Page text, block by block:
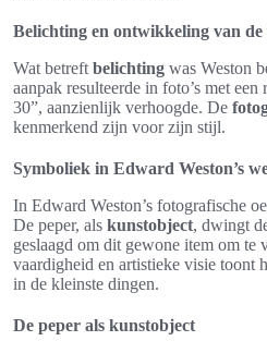
Belichting en ontwikkeling van de
Wat betreft belichting was Weston
aanpak resulteerde in foto’s met
30”, aanzienlijk verhoogde. De
kenmerkend zijn voor zijn stijl.
Symboliek in Edward Weston’s
In Edward Weston’s fotografische
De peper, als kunstobject, dwingt
geslaagd om dit gewone item om
vaardigheid en artistieke visie toont
in de kleinste dingen.
De peper als kunstobject